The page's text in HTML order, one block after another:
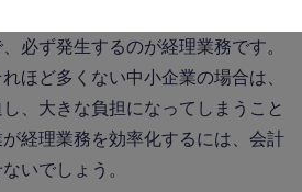
必ず発生するのが経理業務です。
ほど多くない中小企業の場合は、
、大きな負担になってしまうこと
経理業務を効率化するには、会計
いでしょう。